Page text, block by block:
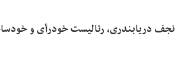
نجف دریابندری، رئالیست خودرأی و